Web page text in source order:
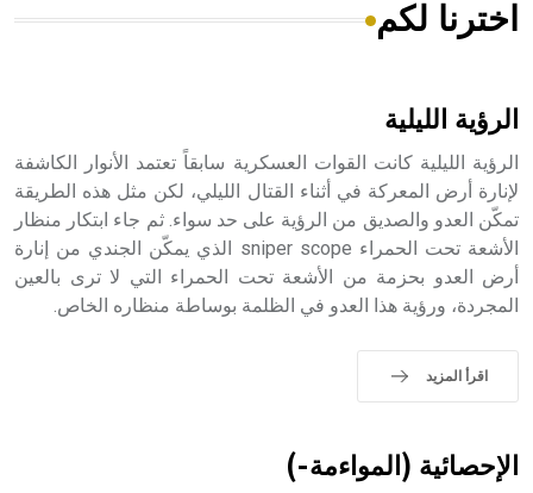
هل تعلم أن الأبسيد كلمة فرنسية اللفظ تم اعتمادها مصطلحاً
- هل تعلم أن أبجر Abgar اسم معروف جيداً يعود إلى عدد من
الملوك الذين حكموا مدينة إديسا (الرها) من أبجر الأول وحتى
التاسع، وهم ينتسبون إلى أسرة أوسروين
حيث تقتصر القيمة الصوتية للعلامة الك
اخترنا لكم
الرؤية الليلية
الرؤية الليلية كانت القوات العسكرية سابقاً تعتمد الأنوار الكاشفة
لإنارة أرض المعركة في أثناء القتال الليلي، لكن مثل هذه الطريقة
تمكّن العدو والصديق من الرؤية على حد سواء. ثم جاء ابتكار منظار
الأشعة تحت الحمراء sniper scope الذي يمكّن الجندي من إنارة
أرض العدو بحزمة من الأشعة تحت الحمراء التي لا ترى بالعين
المجردة، ورؤية هذا العدو في الظلمة بوساطة منظاره الخاص.
اقرأ المزيد
الإحصائية (المواءمة-)